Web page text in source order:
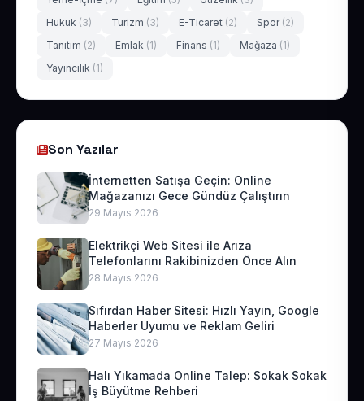
Hukuk (3) Turizm (3) E-Ticaret (2) Spor (2)
Tanıtım (2) Emlak (1) Finans (1) Mağaza (1)
Yayıncılık (1)
Son Yazılar
İnternetten Satışa Geçin: Online
Mağazanızı Gece Gündüz Çalıştırın
29 Mayıs 2026
Elektrikçi Web Sitesi ile Arıza
Telefonlarını Rakibinizden Önce Alın
28 Mayıs 2026
Sıfırdan Haber Sitesi: Hızlı Yayın, Google
Haberler Uyumu ve Reklam Geliri
27 Mayıs 2026
Halı Yıkamada Online Talep: Sokak Sokak
İş Büyütme Rehberi